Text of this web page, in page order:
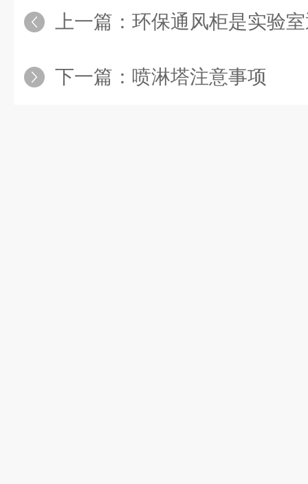
上一篇： 环保通风柜是实验室通
下一篇： 喷淋塔注意事项